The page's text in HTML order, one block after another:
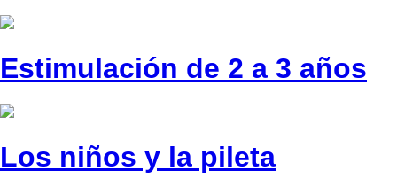
Estimulación de 2 a 3 años
Los niños y la pileta